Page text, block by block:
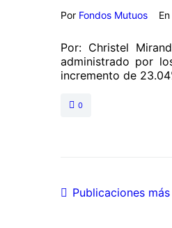
Por Fondos Mutuos En
Por: Christel
administrado por
incremento de
0
Publicaciones